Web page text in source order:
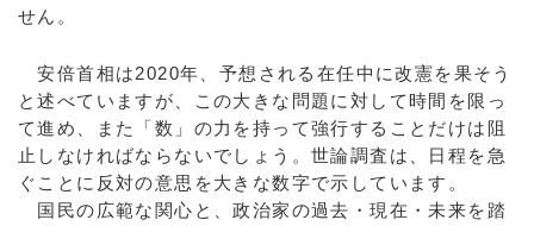
せん。
安倍首相は2020年、予想される在任中に改憲を果そう
と述べていますが、この大きな問題に対して時間を限っ
て進め、また「数」の力を持って強行することだけは阻
止しなければならないでしょう。世論調査は、日程を急
ぐことに反対の意思を大きな数字で示しています。
国民の広範な関心と、政治家の過去・現在・未来を踏